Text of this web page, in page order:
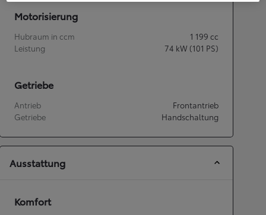
Motorisierung
Hubraum in ccm 1 199 cc
Leistung
74 kW (101 PS)
Getriebe
Antrieb
Frontantrieb
Getriebe
Handschaltung
Ausstattung
Komfort